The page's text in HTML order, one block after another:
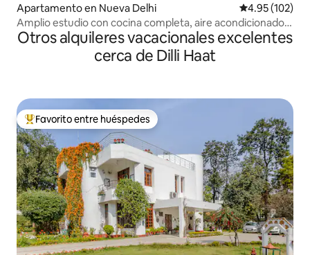
Apartamento en Nueva Delhi Calificación
4.95 (102)
Amplio estudio con cocina completa, aire acondicionado y
TV en una ubicación excelente
Otros alquileres vacacionales excelentes
cerca de Dilli Haat
Favorito entre huéspedes preferido
Favorito entre huéspedes